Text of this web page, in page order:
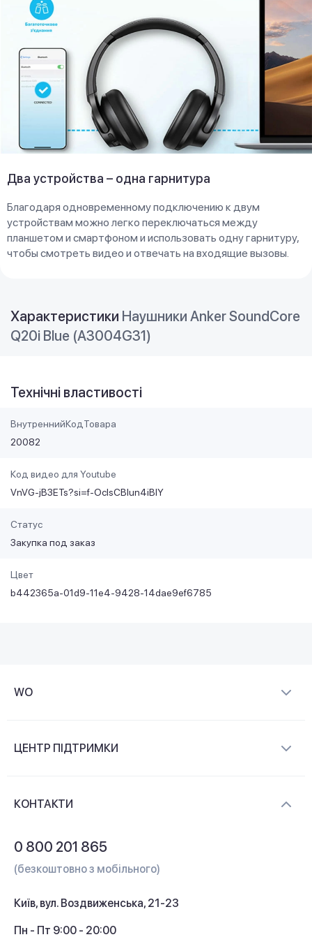
Два устройства – одна гарнитура
Благодаря одновременному подключению к двум
устройствам можно легко переключаться между
планшетом и смартфоном и использовать одну гарнитуру,
чтобы смотреть видео и отвечать на входящие вызовы.
Характеристики Наушники Anker SoundCore
Q20i Blue (A3004G31)
Технічні властивості
ВнутреннийКодТовара
20082
Код видео для Youtube
VnVG-jB3ETs?si=f-OclsCBlun4iBIY
Статус
Закупка под заказ
Цвет
b442365a-01d9-11e4-9428-14dae9ef6785
WO
Контакти
ЦЕНТР ПІДТРИМКИ
Кешбек
КОНТАКТИ
0 800 201 865
(безкоштовно з мобільного)
Київ, вул. Воздвиженська, 21-23
Пн - Пт 9:00 - 20:00